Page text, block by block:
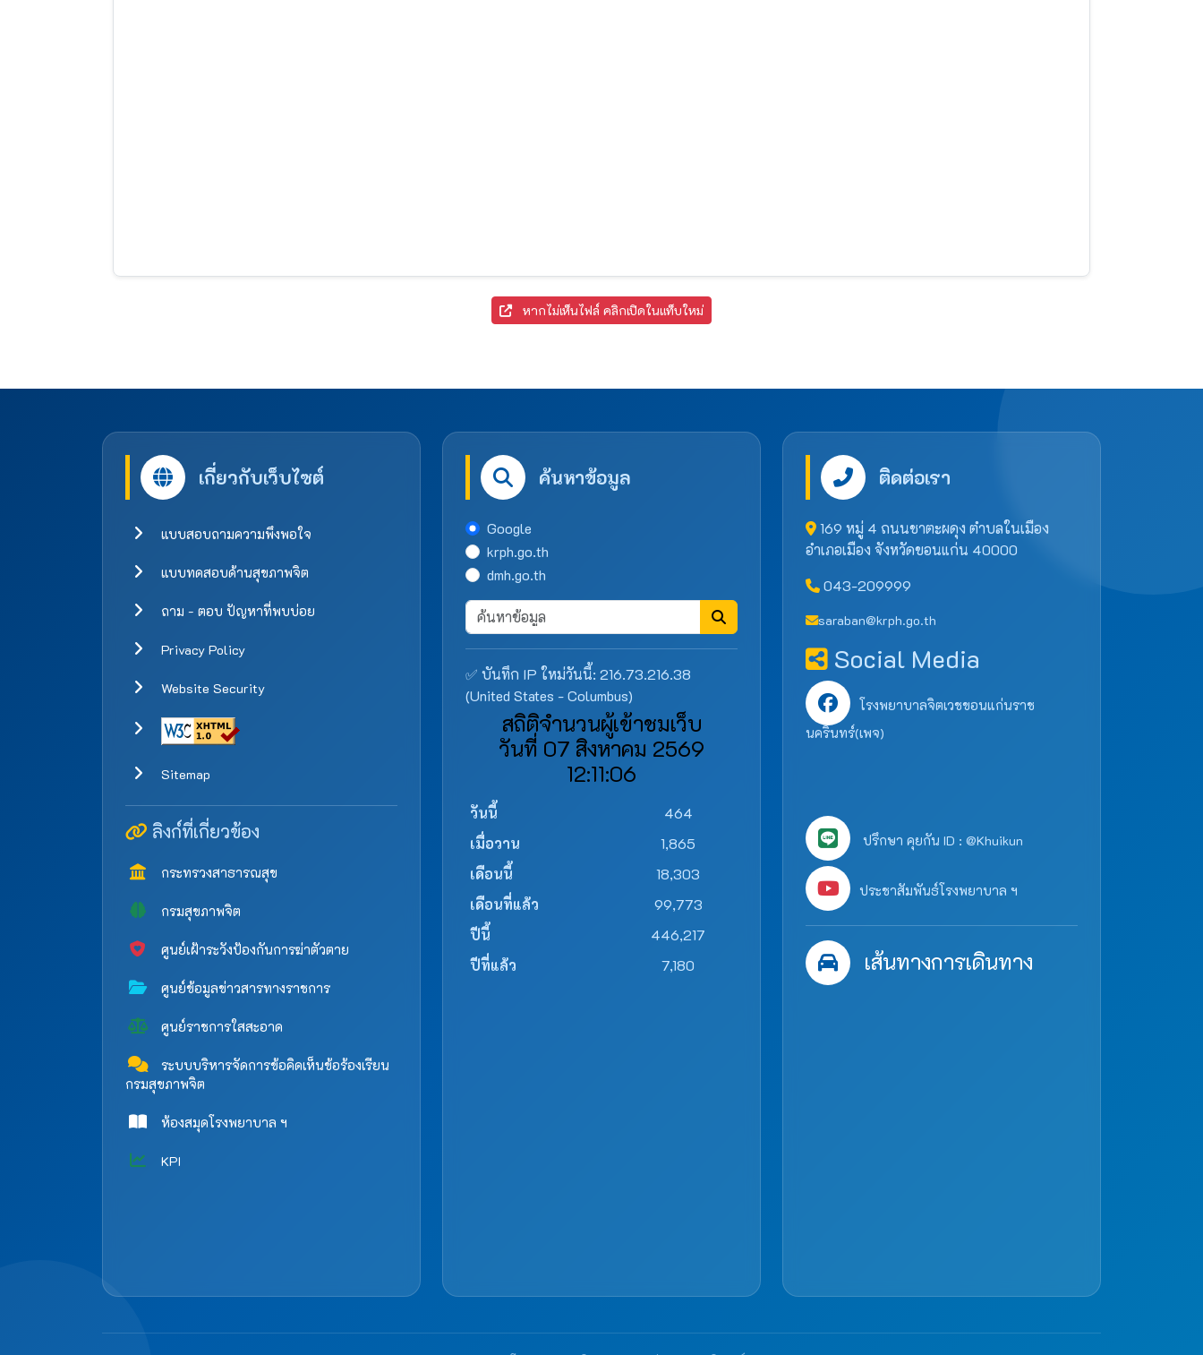
หากไม่เห็นไฟล์ คลิกเปิดในแท็บใหม่
เกี่ยวกับเว็บไซต์
แบบสอบถามความพึงพอใจ
แบบทดสอบด้านสุขภาพจิต
ถาม - ตอบ ปัญหาที่พบบ่อย
Privacy Policy
Website Security
Sitemap
ลิงก์ที่เกี่ยวข้อง
กระทรวงสาธารณสุข
กรมสุขภาพจิต
ศูนย์เฝ้าระวังป้องกันการฆ่าตัวตาย
ศูนย์ข้อมูลข่าวสารทางราชการ
ศูนย์ราชการใสสะอาด
ระบบบริหารจัดการข้อคิดเห็นข้อร้องเรียน
กรมสุขภาพจิต
ห้องสมุดโรงพยาบาล ฯ
KPI
ค้นหาข้อมูล
Google
krph.go.th
dmh.go.th
✅ บันทึก IP ใหม่วันนี้: 216.73.216.38
(United States - Columbus)
สถิติจำนวนผู้เข้าชมเว็บ
วันที่ 07 สิงหาคม 2569
12:11:06
วันนี้
464
เมื่อวาน
1,865
เดือนนี้
18,303
เดือนที่แล้ว
99,773
ปีนี้
446,217
ปีที่แล้ว
7,180
ติดต่อเรา
169 หมู่ 4 ถนนชาตะผดุง ตำบลในเมือง
อำเภอเมือง จังหวัดขอนแก่น 40000
043-209999
saraban@krph.go.th
Social Media
โรงพยาบาลจิตเวชขอนแก่นราช
นครินทร์(เพจ)
ปรึกษา คุยกัน ID : @Khuikun
ประชาสัมพันธ์โรงพยาบาล ฯ
เส้นทางการเดินทาง